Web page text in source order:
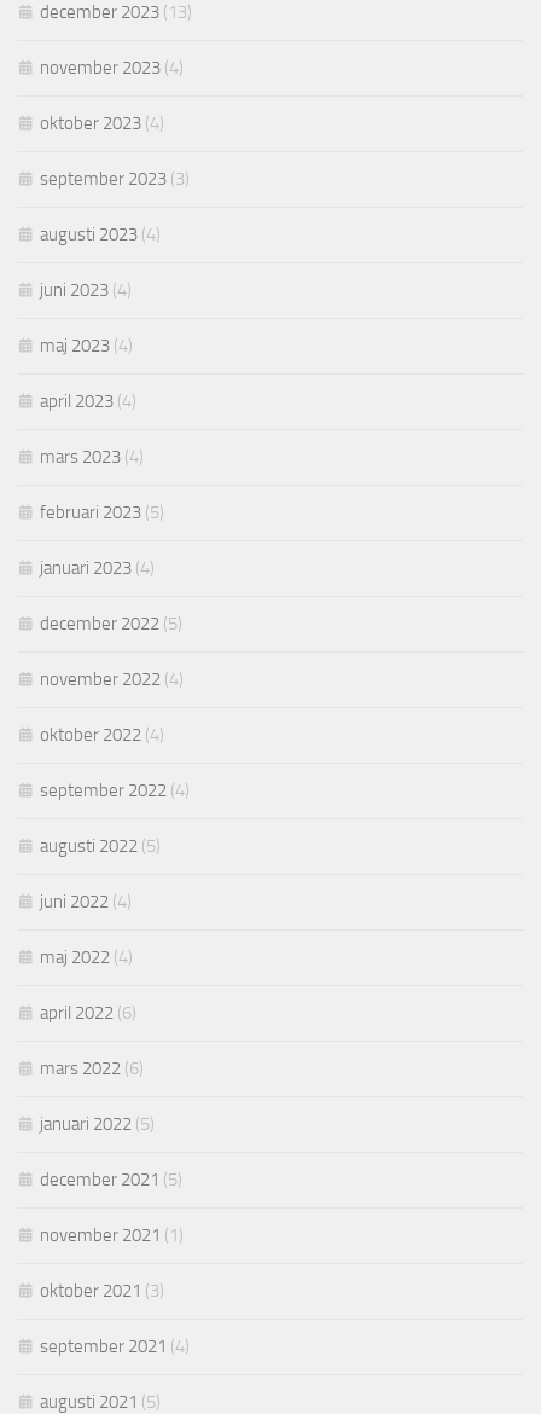
december 2023 (13)
november 2023 (4)
oktober 2023 (4)
september 2023 (3)
augusti 2023 (4)
juni 2023 (4)
maj 2023 (4)
april 2023 (4)
mars 2023 (4)
februari 2023 (5)
januari 2023 (4)
december 2022 (5)
november 2022 (4)
oktober 2022 (4)
september 2022 (4)
augusti 2022 (5)
juni 2022 (4)
maj 2022 (4)
april 2022 (6)
mars 2022 (6)
januari 2022 (5)
december 2021 (5)
november 2021 (1)
oktober 2021 (3)
september 2021 (4)
augusti 2021 (5)